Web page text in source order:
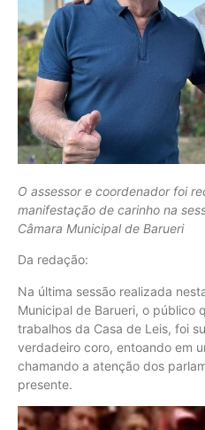
O assessor e coordenador foi
manifestação de carinho na
Câmara Municipal de Barueri
Da redação:
Na última sessão realizada
Municipal de Barueri, o público
trabalhos da Casa de Leis, foi
verdadeiro coro, entoando em
chamando a atenção dos
presente.